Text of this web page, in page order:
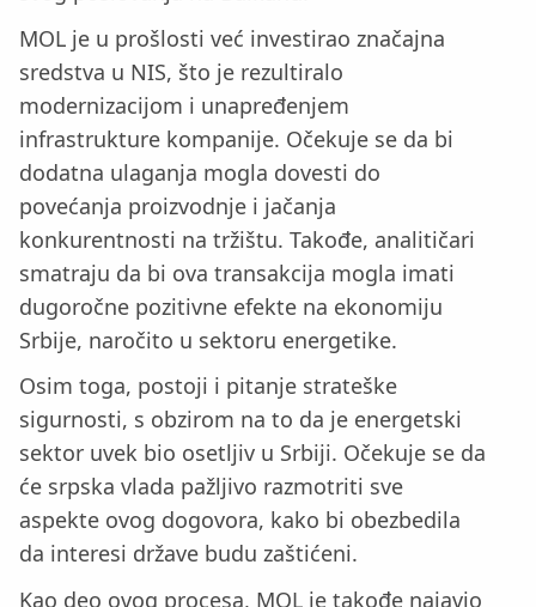
MOL je u prošlosti već investirao značajna
sredstva u NIS, što je rezultiralo
modernizacijom i unapređenjem
infrastrukture kompanije. Očekuje se da bi
dodatna ulaganja mogla dovesti do
povećanja proizvodnje i jačanja
konkurentnosti na tržištu. Takođe, analitičari
smatraju da bi ova transakcija mogla imati
dugoročne pozitivne efekte na ekonomiju
Srbije, naročito u sektoru energetike.
Osim toga, postoji i pitanje strateške
sigurnosti, s obzirom na to da je energetski
sektor uvek bio osetljiv u Srbiji. Očekuje se da
će srpska vlada pažljivo razmotriti sve
aspekte ovog dogovora, kako bi obezbedila
da interesi države budu zaštićeni.
Kao deo ovog procesa, MOL je takođe najavio